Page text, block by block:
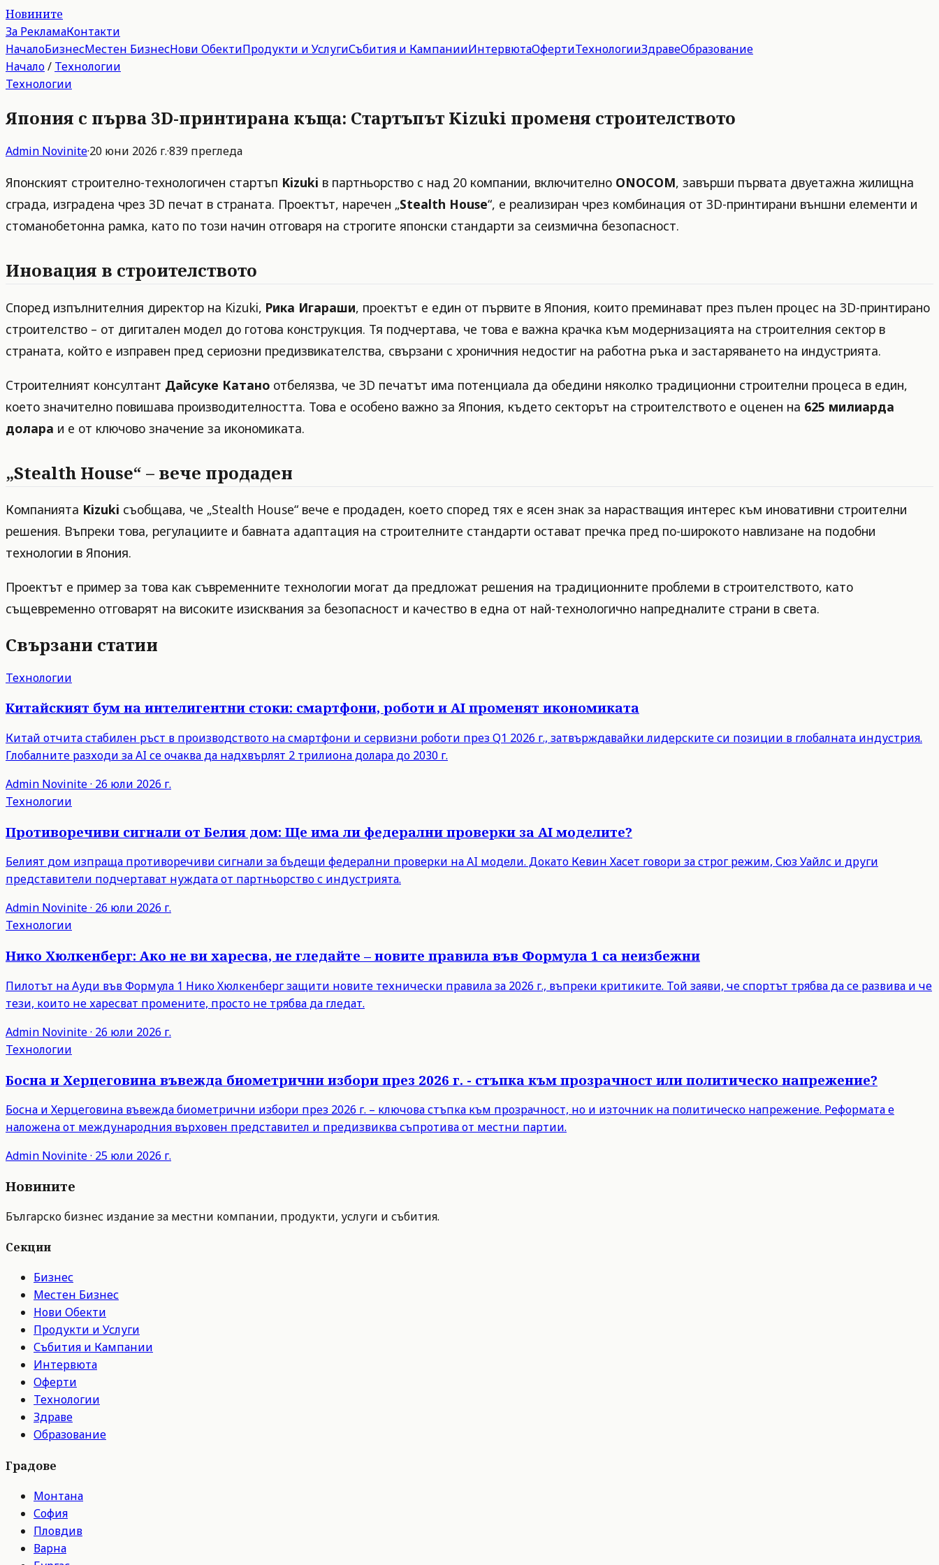
Новините
За РекламаКонтакти
НачалоБизнесМестен БизнесНови ОбектиПродукти и УслугиСъбития и КампанииИнтервютаОфертиТехнологииЗдравеОбразование
Начало/ Технологии
Технологии
Япония с първа 3D-принтирана къща: Стартъпът Kizuki променя строителството
Admin Novinite·20 юни 2026 г.·839 прегледа
Японският строително-технологичен стартъп Kizuki в партньорство с над 20 компании, включително ONOCOM, завърши първата двуетажна жилищна
сграда, изградена чрез 3D печат в страната. Проектът, наречен „Stealth House“, е реализиран чрез комбинация от 3D-принтирани външни елементи и
стоманобетонна рамка, като по този начин отговаря на строгите японски стандарти за сеизмична безопасност.
Иновация в строителството
Според изпълнителния директор на Kizuki, Рика Игараши, проектът е един от първите в Япония, които преминават през пълен процес на 3D-принтирано
строителство – от дигитален модел до готова конструкция. Тя подчертава, че това е важна крачка към модернизацията на строителния сектор в
страната, който е изправен пред сериозни предизвикателства, свързани с хроничния недостиг на работна ръка и застаряването на индустрията.
Строителният консултант Дайсуке Катано отбелязва, че 3D печатът има потенциала да обедини няколко традиционни строителни процеса в един,
което значително повишава производителността. Това е особено важно за Япония, където секторът на строителството е оценен на 625 милиарда
долара и е от ключово значение за икономиката.
„Stealth House“ – вече продаден
Компанията Kizuki съобщава, че „Stealth House“ вече е продаден, което според тях е ясен знак за нарастващия интерес към иновативни строителни
решения. Въпреки това, регулациите и бавната адаптация на строителните стандарти остават пречка пред по-широкото навлизане на подобни
технологии в Япония.
Проектът е пример за това как съвременните технологии могат да предложат решения на традиционните проблеми в строителството, като
същевременно отговарят на високите изисквания за безопасност и качество в една от най-технологично напредналите страни в света.
Свързани статии
Технологии
Китайският бум на интелигентни стоки: смартфони, роботи и AI променят икономиката
Китай отчита стабилен ръст в производството на смартфони и сервизни роботи през Q1 2026 г., затвърждавайки лидерските си позиции в глобалната индустрия.
Глобалните разходи за AI се очаква да надхвърлят 2 трилиона долара до 2030 г.
Admin Novinite· 26 юли 2026 г.
Технологии
Противоречиви сигнали от Белия дом: Ще има ли федерални проверки за AI моделите?
Белият дом изпраща противоречиви сигнали за бъдещи федерални проверки на AI модели. Докато Кевин Хасет говори за строг режим, Сюз Уайлс и други
представители подчертават нуждата от партньорство с индустрията.
Admin Novinite· 26 юли 2026 г.
Технологии
Нико Хюлкенберг: Ако не ви харесва, не гледайте – новите правила във Формула 1 са неизбежни
Пилотът на Ауди във Формула 1 Нико Хюлкенберг защити новите технически правила за 2026 г., въпреки критиките. Той заяви, че спортът трябва да се развива и че
тези, които не харесват промените, просто не трябва да гледат.
Admin Novinite· 26 юли 2026 г.
Технологии
Босна и Херцеговина въвежда биометрични избори през 2026 г. - стъпка към прозрачност или политическо напрежение?
Босна и Херцеговина въвежда биометрични избори през 2026 г. – ключова стъпка към прозрачност, но и източник на политическо напрежение. Реформата е
наложена от международния върховен представител и предизвиква съпротива от местни партии.
Admin Novinite· 25 юли 2026 г.
Новините
Българско бизнес издание за местни компании, продукти, услуги и събития.
Секции
Бизнес
Местен Бизнес
Нови Обекти
Продукти и Услуги
Събития и Кампании
Интервюта
Оферти
Технологии
Здраве
Образование
Градове
Монтана
София
Пловдив
Варна